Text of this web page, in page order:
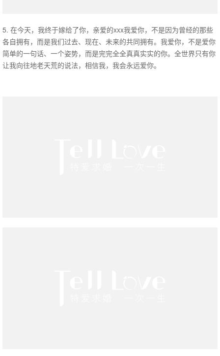
5. 在今天，我终于嫁给了你，亲爱的xxx我爱你，不是因为曾经的那些
各自拥有，而是我们过去、现在、未来的共同拥有。我爱你，不是爱你
简单的一句话、一个姿势，而是完完全全真真实实的你。全世界只有你
让我向往地老天荒的说法，相信我，我会永远爱你。